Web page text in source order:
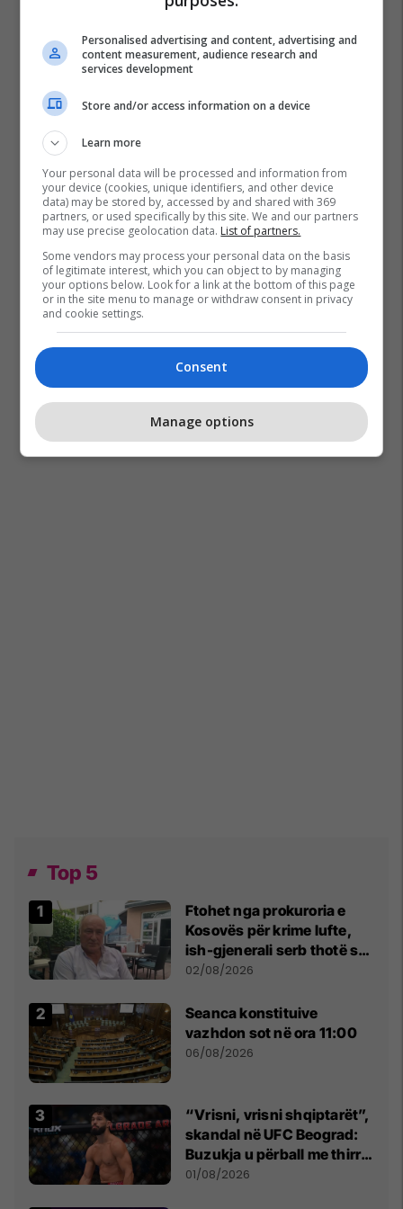
A po don me rrnu n’deti?
Kursimet mund t’ju sjellin një
banesë
Banka Ekonomike
Edu Care
Top 5
Ftohet nga prokuroria e
Kosovës për krime lufte,
ish-gjenerali serb thotë se
dikush e tradhtoi në
02/08/2026
Seanca konstituive
vazhdon sot në ora 11:00
06/08/2026
“Vrisni, vrisni shqiptarët”,
skandal në UFC Beograd:
Buzukja u përball me thirrje
anti-shqiptare nga
01/08/2026
Personalised advertising and content, advertising and
content measurement, audience research and
services development
Store and/or access information on a device
Learn more
Your personal data will be processed and information from
your device (cookies, unique identifiers, and other device
data) may be stored by, accessed by and shared with 369
partners, or used specifically by this site. We and our partners
may use precise geolocation data. List of partners.
Some vendors may process your personal data on the basis
of legitimate interest, which you can object to by managing
your options below. Look for a link at the bottom of this page
or in the site menu to manage or withdraw consent in privacy
and cookie settings.
Consent
Manage options